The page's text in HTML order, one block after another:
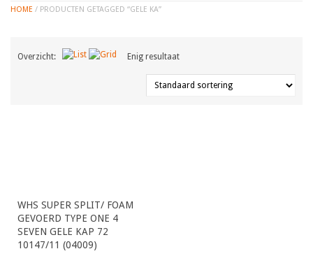
HOME / PRODUCTEN GETAGGED “GELE KA”
Overzicht: Enig resultaat
WHS SUPER SPLIT/ FOAM
GEVOERD TYPE ONE 4
SEVEN GELE KAP 72
10147/11 (04009)